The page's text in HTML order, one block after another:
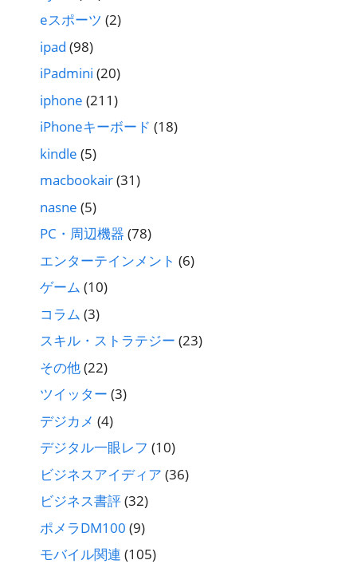
eスポーツ (2)
ipad (98)
iPadmini (20)
iphone (211)
iPhoneキーボード (18)
kindle (5)
macbookair(31)
nasne (5)
PC・周辺機器 (78)
エンターテインメント (6)
ゲーム (10)
コラム (3)
スキル・ストラテジー (23)
その他(22)
ツイッター (3)
デジカメ (4)
デジタル一眼レフ (10)
ビジネスアイディア (36)
ビジネス書評(32)
ポメラDM100 (9)
モバイル関連 (105)